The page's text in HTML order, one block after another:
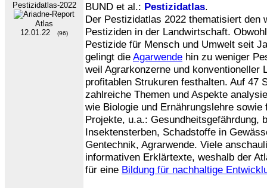
Pestizidatlas-2022
Atlas
12.01.22
(96)
BUND et al.: Pestizidatlas.
Der Pestizidatlas 2022 thematisiert den
Pestiziden in der Landwirtschaft.
Pestizide für Mensch und Umwelt seit
gelingt die Agarwende hin zu weniger
weil Agrarkonzerne und konventioneller
profitablen Strukuren festhalten. Auf 47
zahlreiche Themen und Aspekte
wie Biologie und Ernährungslehre sowie
Projekte, u.a.: Gesundheitsgefährdung,
Insektensterben, Schadstoffe in
Gentechnik, Agrarwende. Viele
informativen Erklärtexte, weshalb der
für eine Bildung für nachhaltige